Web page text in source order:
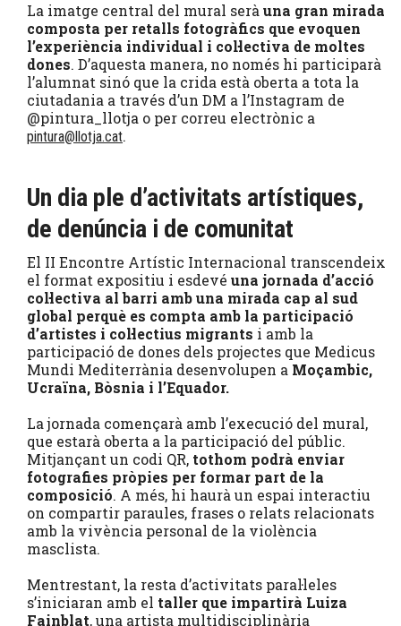
La imatge central del mural serà una gran mirada
composta per retalls fotogràfics que evoquen
l’experiència individual i col·lectiva de moltes
dones. D’aquesta manera, no només hi participarà
l’alumnat sinó que la crida està oberta a tota la
ciutadania a través d’un DM a l’Instagram de
@pintura_llotja o per correu electrònic a
pintura@llotja.cat.
Un dia ple d’activitats artístiques,
de denúncia i de comunitat
El II Encontre Artístic Internacional transcendeix
el format expositiu i esdevé una jornada d’acció
col·lectiva al barri amb una mirada cap al sud
global perquè es compta amb la participació
d’artistes i col·lectius migrants i amb la
participació de dones dels projectes que Medicus
Mundi Mediterrània desenvolupen a Moçambic,
Ucraïna, Bòsnia i l’Equador.
La jornada començarà amb l’execució del mural,
que estarà oberta a la participació del públic.
Mitjançant un codi QR, tothom podrà enviar
fotografies pròpies per formar part de la
composició. A més, hi haurà un espai interactiu
on compartir paraules, frases o relats relacionats
amb la vivència personal de la violència
masclista.
Mentrestant, la resta d’activitats paral·leles
s’iniciaran amb el taller que impartirà Luiza
Fainblat, una artista multidisciplinària